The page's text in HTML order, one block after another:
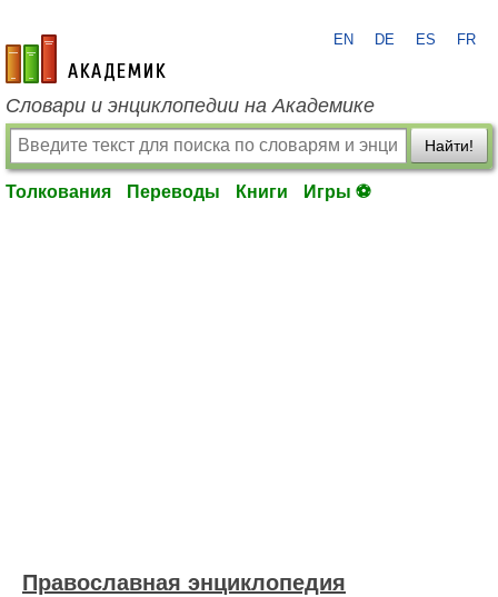
academic.ru
EN DE ES FR
Словари и энциклопедии на Академике
Найти!
Толкования Переводы Книги Игры ⚽
Православная энциклопедия